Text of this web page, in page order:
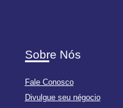
Sobre Nós
Fale Conosco
Divulgue seu négocio